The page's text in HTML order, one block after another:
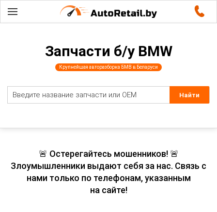
Запчасти б/у BMW
Крупнейшая авторазборка БМВ в Беларуси
🚨 Остерегайтесь мошенников! 🚨
Злоумышленники выдают себя за нас. Связь с
нами только по телефонам, указанным
на сайте!